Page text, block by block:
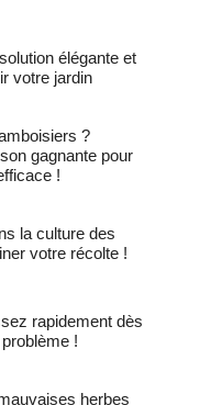
élégante et
votre jardin
?
gagnante pour
!
la culture des
votre récolte !
rapidement dès
!
herbes